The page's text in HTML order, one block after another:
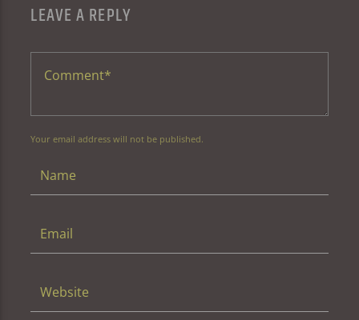
LEAVE A REPLY
Your email address will not be published.